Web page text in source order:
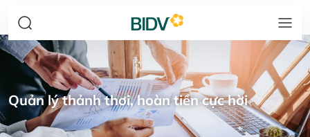
Quản lý thảnh thơi, hoàn tiền cực hời